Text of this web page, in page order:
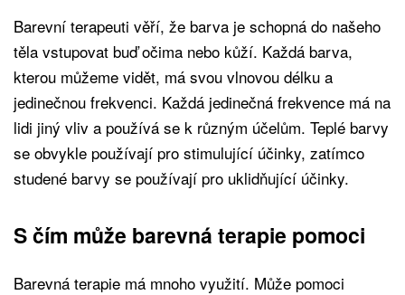
Barevní terapeuti věří, že barva je schopná do našeho
těla vstupovat buď očima nebo kůží. Každá barva,
kterou můžeme vidět, má svou vlnovou délku a
jedinečnou frekvenci. Každá jedinečná frekvence má na
lidi jiný vliv a používá se k různým účelům. Teplé barvy
se obvykle používají pro stimulující účinky, zatímco
studené barvy se používají pro uklidňující účinky.
S čím může barevná terapie pomoci
Barevná terapie má mnoho využití. Může pomoci